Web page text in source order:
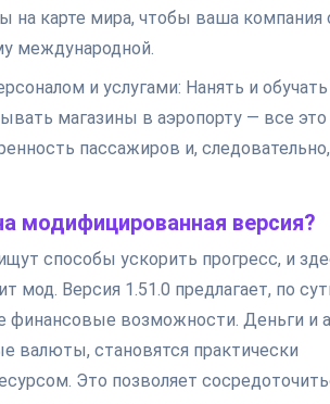
на карте мира, чтобы ваша компания
международной.
и услугами: Нанять и обучать
магазины в аэропорту — все это
пассажиров и,
модифицированная версия?
способы ускорить прогресс, и
мод. Версия 1.51.0 предлагает, по
финансовые возможности. Деньги и
валюты, становятся практически
Это позволяет